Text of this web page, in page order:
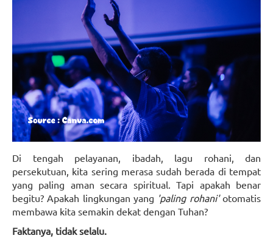
Di tengah pelayanan, ibadah, lagu rohani, dan
persekutuan, kita sering merasa sudah berada di tempat
yang paling aman secara spiritual. Tapi apakah benar
begitu? Apakah lingkungan yang 'paling rohani'otomatis
membawa kita semakin dekat dengan Tuhan?
Faktanya, tidak selalu.